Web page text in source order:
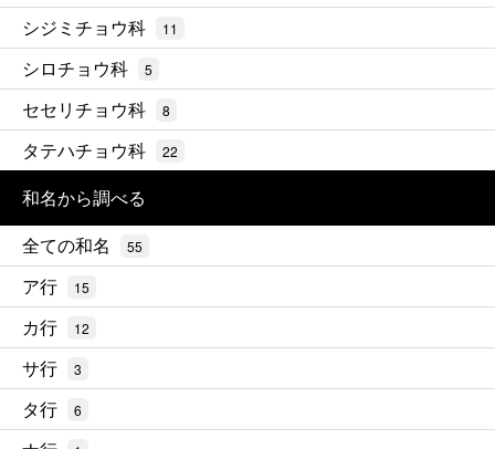
シジミチョウ科 11
シロチョウ科 5
セセリチョウ科 8
タテハチョウ科 22
和名から調べる
全ての和名
55
ア行 15
カ行 12
サ行 3
タ行 6